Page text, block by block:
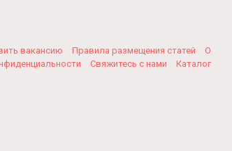
вакансию Правила размещения статей
О
Свяжитесь с нами Каталог